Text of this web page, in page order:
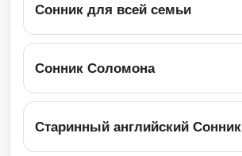
Сонник для всей семьи
Сонник Соломона
Старинный английский Сонник